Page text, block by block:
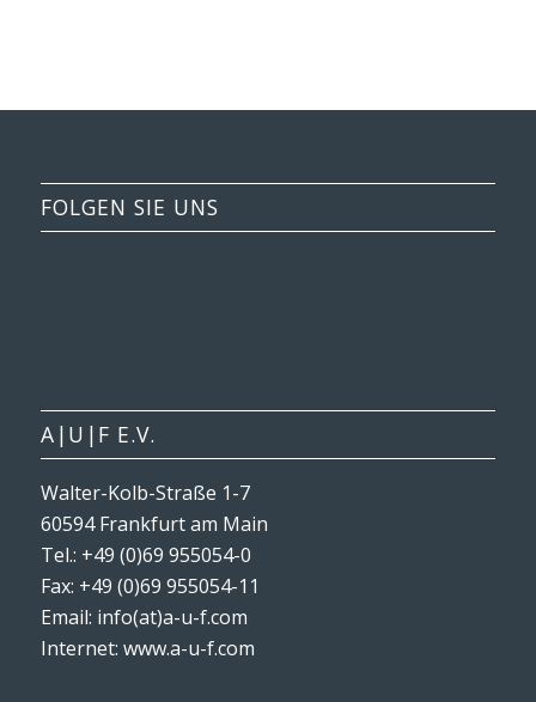
FOLGEN SIE UNS
A|U|F E.V.
Walter-Kolb-Straße 1-7
60594 Frankfurt am Main
Tel.: +49 (0)69 955054-0
Fax: +49 (0)69 955054-11
Email: info(at)a-u-f.com
Internet: www.a-u-f.com